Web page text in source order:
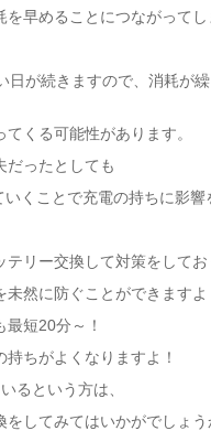
早めることにつながってし
日が続きますので、消耗が
くる可能性があります。
だったとしても
くことで充電の持ちに影響
リー交換して対策をしてお
然に防ぐことができますよ
短20分～！
ちがよくなりますよ！
るという方は、
をしてみてはいかがでしょう